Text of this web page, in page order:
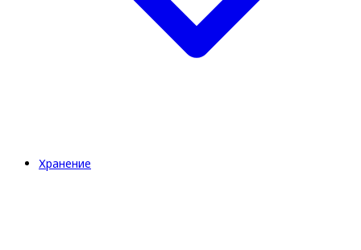
Хранение